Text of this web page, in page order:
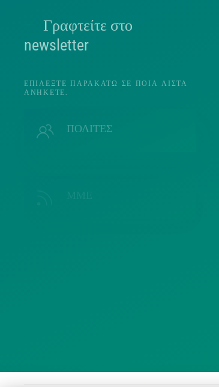
Γραφτείτε στο
newsletter
ΕΠΙΛΈΞΤΕ ΠΑΡΑΚΆΤΩ ΣΕ ΠΟΙΑ ΛΊΣΤΑ
ΑΝΉΚΕΤΕ.
ΠΟΛΙΤΕΣ